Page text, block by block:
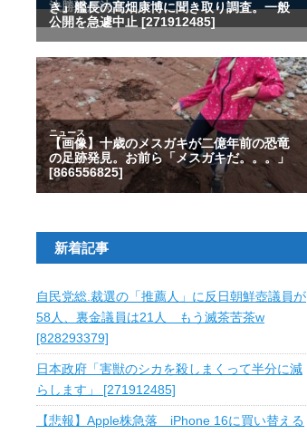
新着記事
自民党総.裁選の「推薦人」に反日朝鮮壺議員が
58人、裏金議員は21人 もう滅茶苦茶w
[828293379]
日本政府「害獣のシカを殺しまくって半分に減
らします」 [271912485]
【悲報】Apple株急落 iPhone 16に買い替える